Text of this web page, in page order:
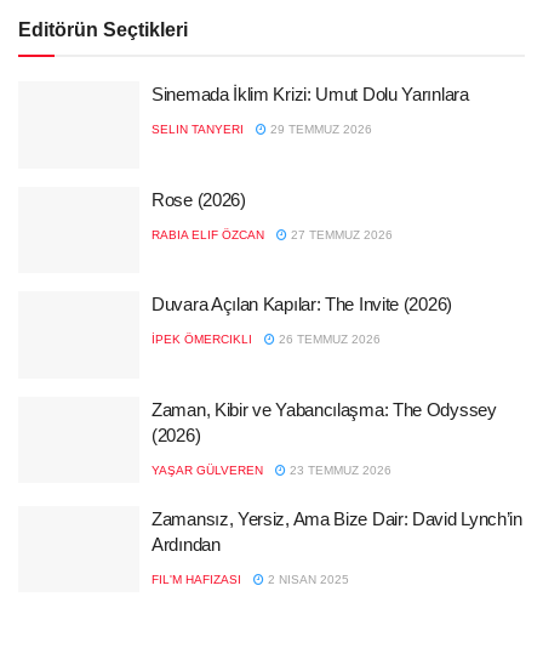
Editörün Seçtikleri
Sinemada İklim Krizi: Umut Dolu Yarınlara
SELIN TANYERI 29 TEMMUZ 2026
Rose (2026)
RABIA ELIF ÖZCAN 27 TEMMUZ 2026
Duvara Açılan Kapılar: The Invite (2026)
İPEK ÖMERCIKLI 26 TEMMUZ 2026
Zaman, Kibir ve Yabancılaşma: The Odyssey
(2026)
YAŞAR GÜLVEREN 23 TEMMUZ 2026
Zamansız, Yersiz, Ama Bize Dair: David Lynch’in
Ardından
FIL'M HAFIZASI 2 NISAN 2025